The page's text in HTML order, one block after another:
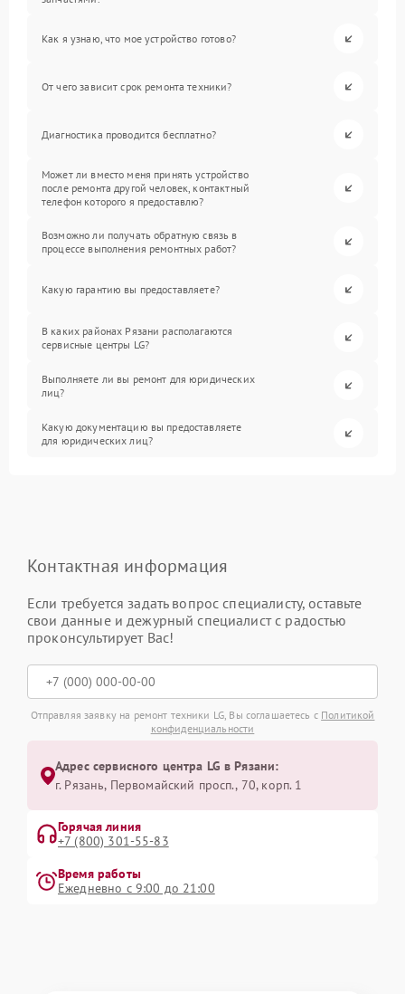
Как я узнаю, что мое устройство готово?
От чего зависит срок ремонта техники?
Диагностика проводится бесплатно?
Может ли вместо меня принять устройство
после ремонта другой человек, контактный
телефон которого я предоставлю?
Возможно ли получать обратную связь в
процессе выполнения ремонтных работ?
Какую гарантию вы предоставляете?
В каких районах Рязани располагаются
сервисные центры LG?
Выполняете ли вы ремонт для юридических
лиц?
Какую документацию вы предоставляете
для юридических лиц?
Контактная информация
Если требуется задать вопрос специалисту, оставьте
свои данные и дежурный специалист с радостью
проконсультирует Вас!
Отправляя заявку на ремонт техники LG, Вы соглашаетесь с Политикой
конфиденциальности
Адрес сервисного центра LG в Рязани:
г. Рязань, Первомайский просп., 70, корп. 1
Горячая линия
+7 (800) 301-55-83
Время работы
Ежедневно с 9:00 до 21:00